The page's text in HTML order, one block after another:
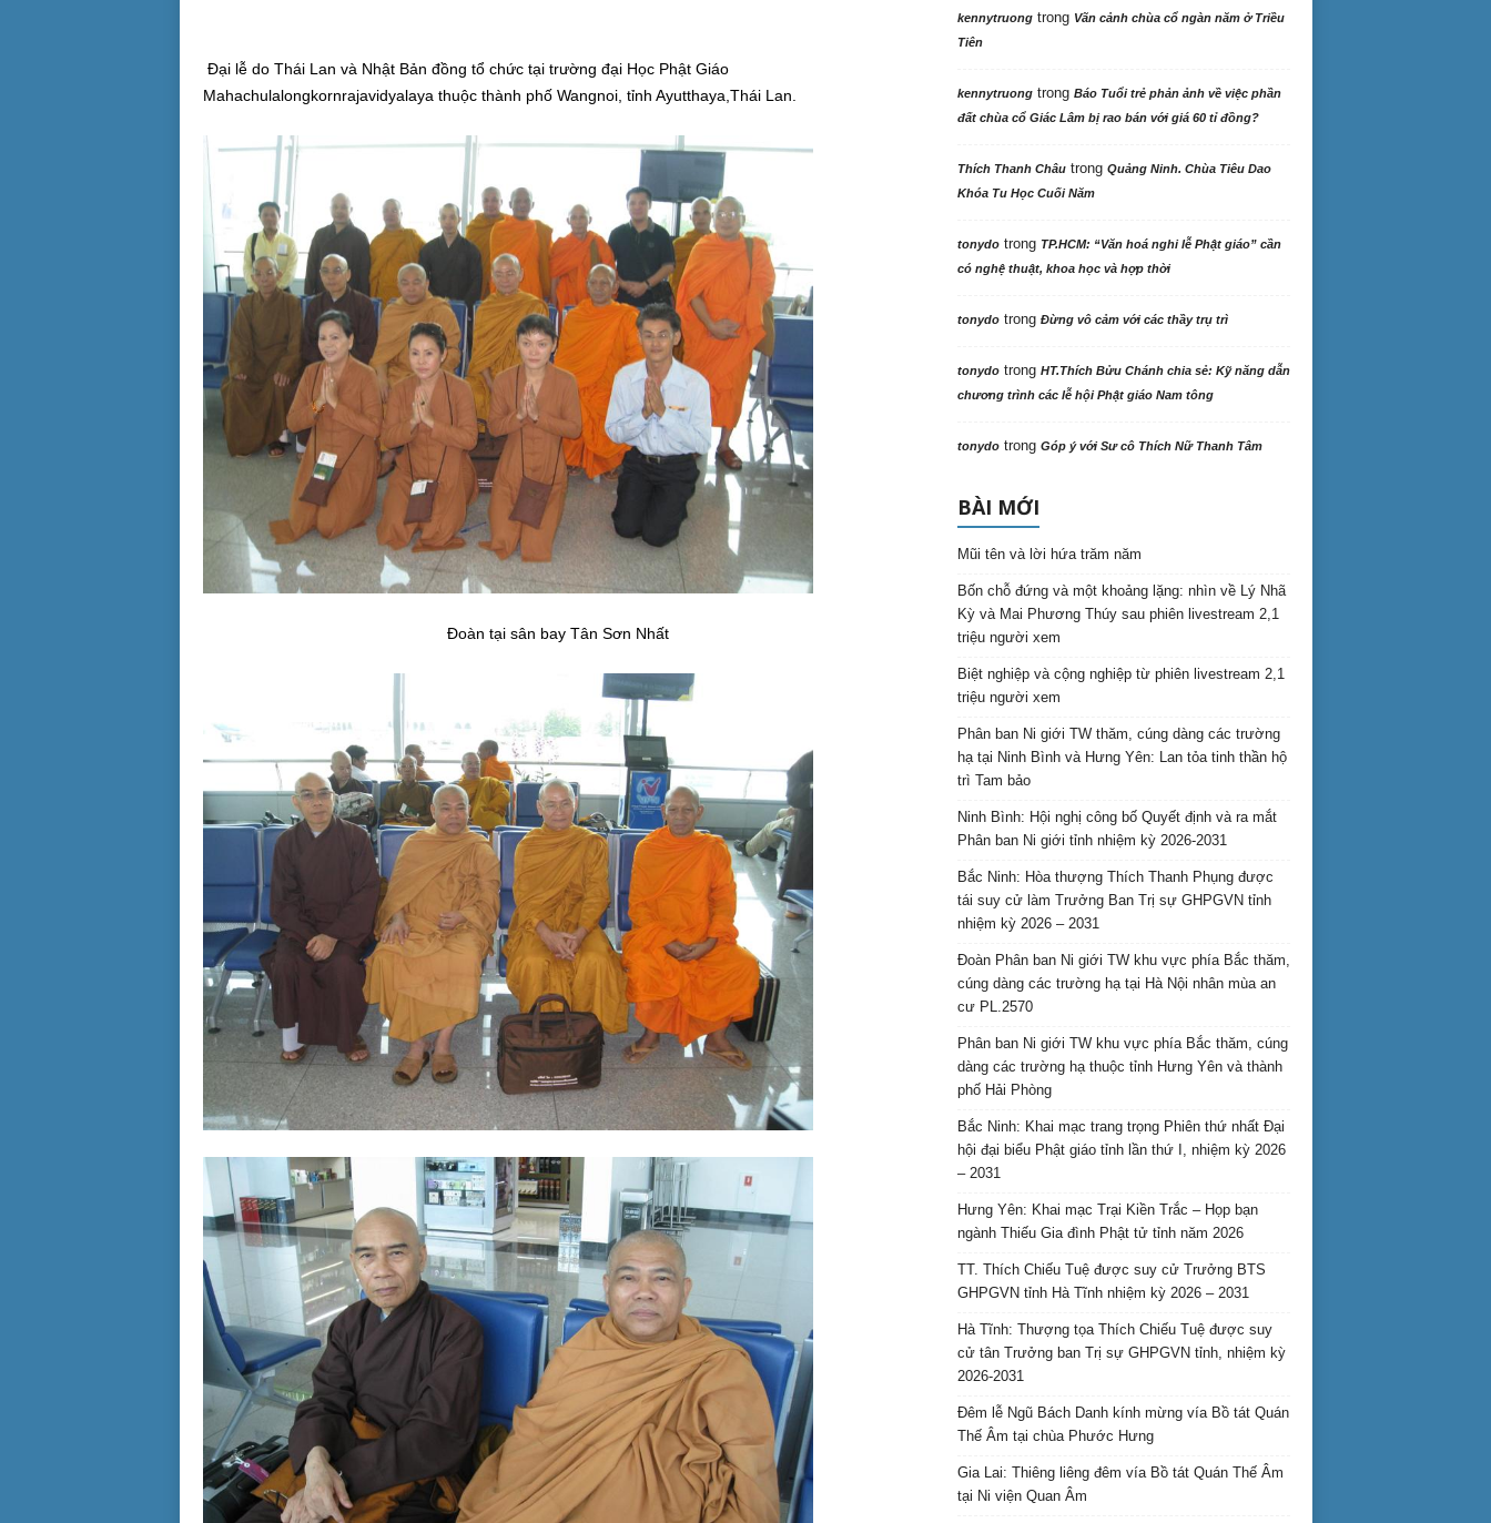
Đại lễ do Thái Lan và Nhật Bản đồng tổ chức tại trường đại Học Phật Giáo
Mahachulalongkornrajavidyalaya thuộc thành phố Wangnoi, tỉnh Ayutthaya,Thái Lan.
Đoàn tại sân bay Tân Sơn Nhất
kennytruongtrong Vãn cảnh chùa cổ ngàn năm ở Triều
Tiên
kennytruongtrong Báo Tuổi trẻ phản ảnh về việc phần
đất chùa cổ Giác Lâm bị rao bán với giá 60 tỉ đồng?
Thích Thanh Châutrong Quảng Ninh. Chùa Tiêu Dao
Khóa Tu Học Cuối Năm
tonydotrong TP.HCM: “Văn hoá nghi lễ Phật giáo” cần
có nghệ thuật, khoa học và hợp thời
tonydotrong Đừng vô cảm với các thầy trụ trì
tonydotrong HT.Thích Bửu Chánh chia sẻ: Kỹ năng dẫn
chương trình các lễ hội Phật giáo Nam tông
tonydotrong Góp ý với Sư cô Thích Nữ Thanh Tâm
BÀI MỚI
Mũi tên và lời hứa trăm năm
Bốn chỗ đứng và một khoảng lặng: nhìn về Lý Nhã
Kỳ và Mai Phương Thúy sau phiên livestream 2,1
triệu người xem
Biệt nghiệp và cộng nghiệp từ phiên livestream 2,1
triệu người xem
Phân ban Ni giới TW thăm, cúng dàng các trường
hạ tại Ninh Bình và Hưng Yên: Lan tỏa tinh thần hộ
trì Tam bảo
Ninh Bình: Hội nghị công bố Quyết định và ra mắt
Phân ban Ni giới tỉnh nhiệm kỳ 2026-2031
Bắc Ninh: Hòa thượng Thích Thanh Phụng được
tái suy cử làm Trưởng Ban Trị sự GHPGVN tỉnh
nhiệm kỳ 2026 – 2031
Đoàn Phân ban Ni giới TW khu vực phía Bắc thăm,
cúng dàng các trường hạ tại Hà Nội nhân mùa an
cư PL.2570
Phân ban Ni giới TW khu vực phía Bắc thăm, cúng
dàng các trường hạ thuộc tỉnh Hưng Yên và thành
phố Hải Phòng
Bắc Ninh: Khai mạc trang trọng Phiên thứ nhất Đại
hội đại biểu Phật giáo tỉnh lần thứ I, nhiệm kỳ 2026
– 2031
Hưng Yên: Khai mạc Trại Kiền Trắc – Họp bạn
ngành Thiếu Gia đình Phật tử tỉnh năm 2026
TT. Thích Chiếu Tuệ được suy cử Trưởng BTS
GHPGVN tỉnh Hà Tĩnh nhiệm kỳ 2026 – 2031
Hà Tĩnh: Thượng tọa Thích Chiếu Tuệ được suy
cử tân Trưởng ban Trị sự GHPGVN tỉnh, nhiệm kỳ
2026-2031
Đêm lễ Ngũ Bách Danh kính mừng vía Bồ tát Quán
Thế Âm tại chùa Phước Hưng
Gia Lai: Thiêng liêng đêm vía Bồ tát Quán Thế Âm
tại Ni viện Quan Âm